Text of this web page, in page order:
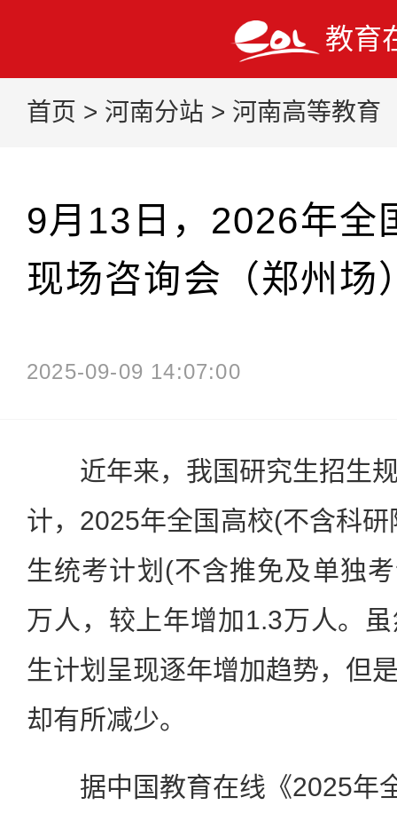
教育
首页 > 河南分站 > 河南高等教育
9月13日，2026年全
现场咨询会（郑州场
2025-09-09 14:07:00
近年来，我国研究生招生规
计，2025年全国高校(不含科
生统考计划(不含推免及单独
万人，较上年增加1.3万人。
生计划呈现逐年增加趋势，但
却有所减少。
据中国教育在线《2025年